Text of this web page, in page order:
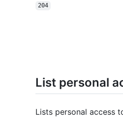
204
List personal
Lists personal access